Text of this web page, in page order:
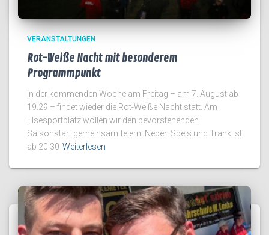
VERANSTALTUNGEN
Rot-Weiße Nacht mit besonderem
Programmpunkt
In der kommenden Woche am Freitag – am 7. August ab
19.29 – findet wieder die Rot-Weiße Nacht statt. Am
Elsesportplatz wollen wir den bevorstehenden
Saisonstart gemeinsam feiern. Neben Speis und Trank ist
ab 20.30 Weiterlesen